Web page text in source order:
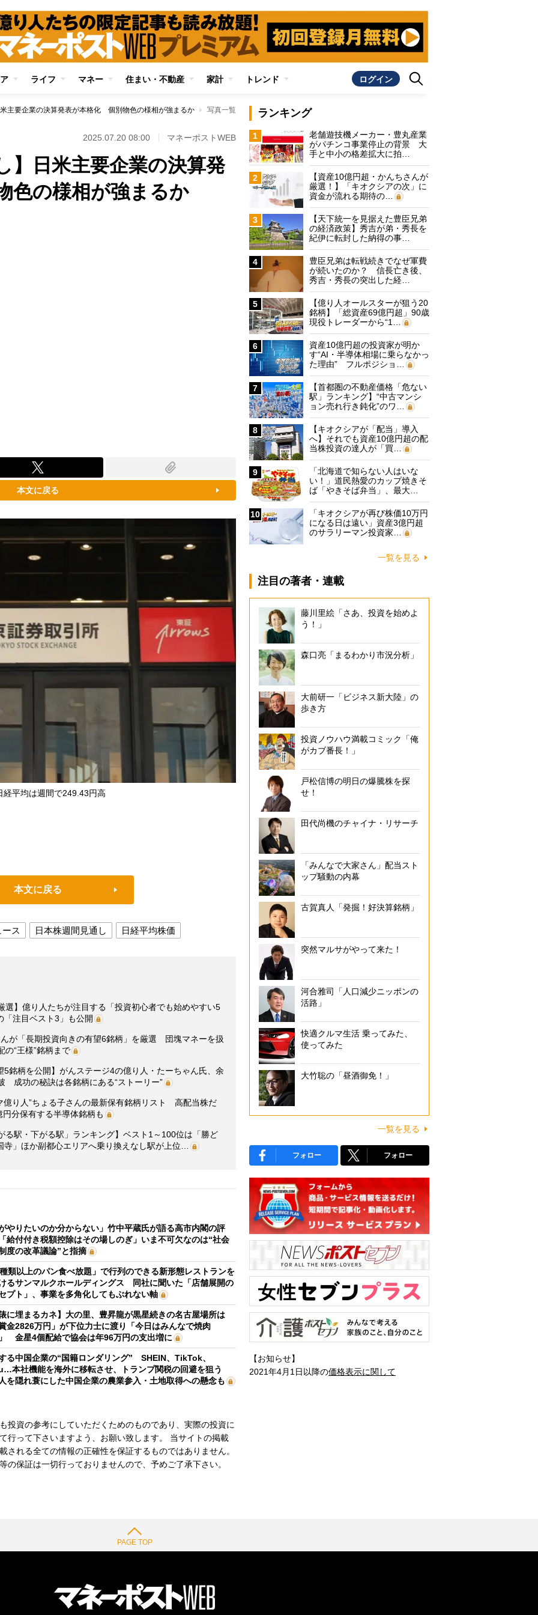
ライフ マネー 住まい・不動産 家計 トレンド ログイン
主要企業の決算発表が本格化 個別物色の様相が強まるか 写真一覧
2025.07.20 08:00 マネーポストWEB
】日米主要企業の決算発
の様相が強まるか
本文に戻る
経平均は週間で249.43円高
本文に戻る
ス 日本株週間見通し 日経平均株価
選】億り人たちが注目する「投資初心者でも始めやすい5
注目ベスト3」も公開
が「長期投資向きの有望6銘柄」を厳選 団塊マネーを扱
の“王様”銘柄まで
銘柄を公開】がんステージ4の億り人・たーちゃん氏、余
成功の秘訣は各銘柄にある“ストーリー”
億り人”ちょる子さんの最新保有銘柄リスト 高配当株だ
分保有する半導体銘柄も
る駅・下がる駅」ランキング】ベスト1～100位は「勝ど
」ほか副都心エリアへ乗り換えなし駅が上位…
やりたいのか分からない」竹中平蔵氏が語る高市内閣の評
付付き税額控除はその場しのぎ」いま不可欠なのは“社会
度の改革議論”と指摘
類以上のパン食べ放題」で行列のできる新形態レストランを
るサンマルクホールディングス 同社に聞いた「店舗展開の
プト」、事業を多角化してもぶれない軸
に埋まるカネ】大の里、豊昇龍が黒星続きの名古屋場所は
金2826万円」が下位力士に渡り「今日はみんなで焼肉
金星4個配給で協会は年96万円の支出増に
る中国企業の“国籍ロンダリング” SHEIN、TikTok、
本社機能を海外に移転させ、トランプ関税の回避を狙う
を隠れ蓑にした中国企業の農業参入・土地取得への懸念も
投資の参考にしていただくためのものであり、実際の投資に
行って下さいますよう、お願い致します。 当サイトの掲載
される全ての情報の正確性を保証するものではありません。
の保証は一切行っておりませんので、予めご了承下さい。
ランキング
1
老舗遊技機メーカー・豊丸産業
がパチンコ事業停止の背景 大
手と中小の格差拡大に拍…
2
【資産10億円超・かんちさんが
厳選！】「キオクシアの次」に
資金が流れる期待の…
3
【天下統一を見据えた豊臣兄弟
の経済政策】秀吉が弟・秀長を
紀伊に転封した納得の事…
4
豊臣兄弟は転戦続きでなぜ軍費
が続いたのか？ 信長亡き後、
秀吉・秀長の突出した経…
5
【億り人オールスターが狙う20
銘柄】「総資産69億円超」90歳
現役トレーダーから“1…
6
資産10億円超の投資家が明か
す“AI・半導体相場に乗らなかっ
た理由” フルポジショ…
7
【首都圏の不動産価格「危ない
駅」ランキング】“中古マンシ
ョン売れ行き鈍化”のワ…
8
【キオクシアが「配当」導入
へ】それでも資産10億円超の配
当株投資の達人が「買…
9
「北海道で知らない人はいな
い！」道民熱愛のカップ焼きそ
ば「やきそば弁当」、最大…
10
「キオクシアが再び株価10万円
になる日は遠い」資産3億円超
のサラリーマン投資家…
一覧を見る
注目の著者・連載
藤川里絵「さあ、投資を始めよ
う！」
森口亮「まるわかり市況分析」
大前研一「ビジネス新大陸」の
歩き方
投資ノウハウ満載コミック「俺
がカブ番長！」
戸松信博の明日の爆騰株を探
せ！
田代尚機のチャイナ・リサーチ
「みんなで大家さん」配当スト
ップ騒動の内幕
古賀真人「発掘！好決算銘柄」
突然マルサがやって来た！
河合雅司「人口減少ニッポンの
活路」
快適クルマ生活 乗ってみた、
使ってみた
大竹聡の「昼酒御免！」
一覧を見る
フォロー フォロー
【お知らせ】
2021年4月1日以降の価格表示に関して
PAGE TOP